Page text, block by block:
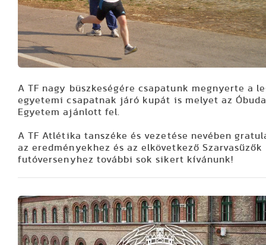
A TF nagy büszkeségére csapatunk megnyerte a
egyetemi csapatnak járó kupát is melyet az
Egyetem ajánlott fel.
A TF Atlétika tanszéke és vezetése nevében
az eredményekhez és az elkövetkező Szarvasűzők
futóversenyhez további sok sikert kívánunk!